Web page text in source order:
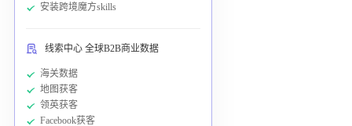
安装跨境魔方skills
线索中心 全球B2B商业数据
海关数据
地图获客
领英获客
Facebook获客